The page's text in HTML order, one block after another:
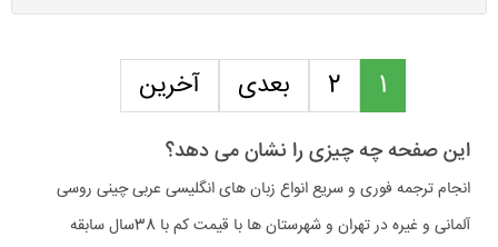
1
2 بعدی آخرین
این صفحه چه چیزی را نشان می دهد؟
انجام ترجمه فوری و سریع انواع زبان های انگلیسی عربی چینی روسی
آلمانی و غیره در تهران و شهرستان ها با قیمت کم با 38سال سابقه